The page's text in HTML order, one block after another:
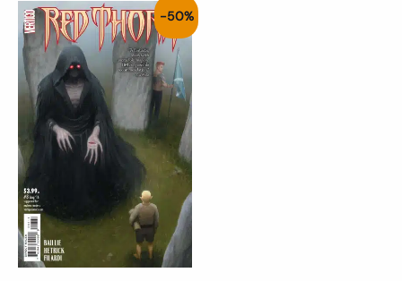
-50%
Le
prix
initial
était :
4.00€.
Le
prix
actuel
est :
2.00€.